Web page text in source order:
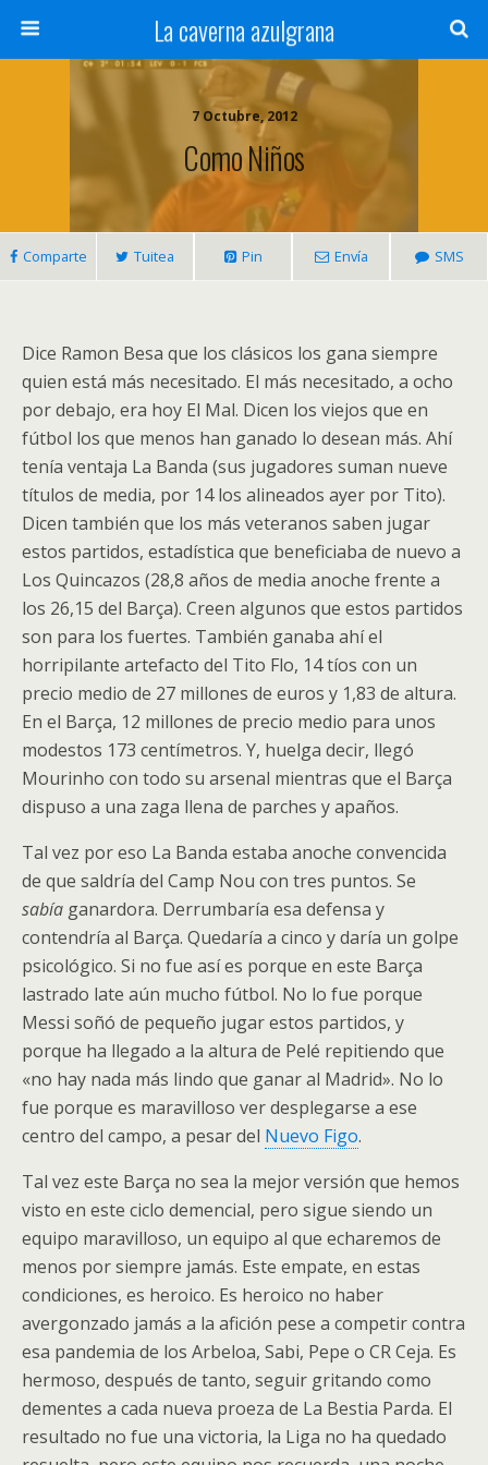
La caverna azulgrana
7 Octubre, 2012
Como Niños
Comparte Tuitea Pin Envía SMS
Dice Ramon Besa que los clásicos los gana siempre
quien está más necesitado. El más necesitado, a ocho
por debajo, era hoy El Mal. Dicen los viejos que en
fútbol los que menos han ganado lo desean más. Ahí
tenía ventaja La Banda (sus jugadores suman nueve
títulos de media, por 14 los alineados ayer por Tito).
Dicen también que los más veteranos saben jugar
estos partidos, estadística que beneficiaba de nuevo a
Los Quincazos (28,8 años de media anoche frente a
los 26,15 del Barça). Creen algunos que estos partidos
son para los fuertes. También ganaba ahí el
horripilante artefacto del Tito Flo, 14 tíos con un
precio medio de 27 millones de euros y 1,83 de altura.
En el Barça, 12 millones de precio medio para unos
modestos 173 centímetros. Y, huelga decir, llegó
Mourinho con todo su arsenal mientras que el Barça
dispuso a una zaga llena de parches y apaños.
Tal vez por eso La Banda estaba anoche convencida
de que saldría del Camp Nou con tres puntos. Se
sabía ganardora. Derrumbaría esa defensa y
contendría al Barça. Quedaría a cinco y daría un golpe
psicológico. Si no fue así es porque en este Barça
lastrado late aún mucho fútbol. No lo fue porque
Messi soñó de pequeño jugar estos partidos, y
porque ha llegado a la altura de Pelé repitiendo que
«no hay nada más lindo que ganar al Madrid». No lo
fue porque es maravilloso ver desplegarse a ese
centro del campo, a pesar del Nuevo Figo.
Tal vez este Barça no sea la mejor versión que hemos
visto en este ciclo demencial, pero sigue siendo un
equipo maravilloso, un equipo al que echaremos de
menos por siempre jamás. Este empate, en estas
condiciones, es heroico. Es heroico no haber
avergonzado jamás a la afición pese a competir contra
esa pandemia de los Arbeloa, Sabi, Pepe o CR Ceja. Es
hermoso, después de tanto, seguir gritando como
dementes a cada nueva proeza de La Bestia Parda. El
resultado no fue una victoria, la Liga no ha quedado